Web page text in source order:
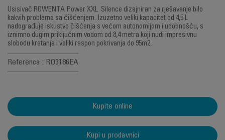
Usisivač ROWENTA Power XXL Silence dizajniran za rješavanje bilo
kakvih problema sa čišćenjem. Izuzetno veliki kapacitet od 4,5 L
nadograđuje iskustvo čišćenja s većom autonomijom i udobnošću, s
iznimno dugim priključnim vodom od 8,4 metra koji nudi impresivnu
slobodu kretanja i veliki raspon pokrivanja do 95m2.
Referenca : RO3186EA
Kupite online
Kupi u prodavnici